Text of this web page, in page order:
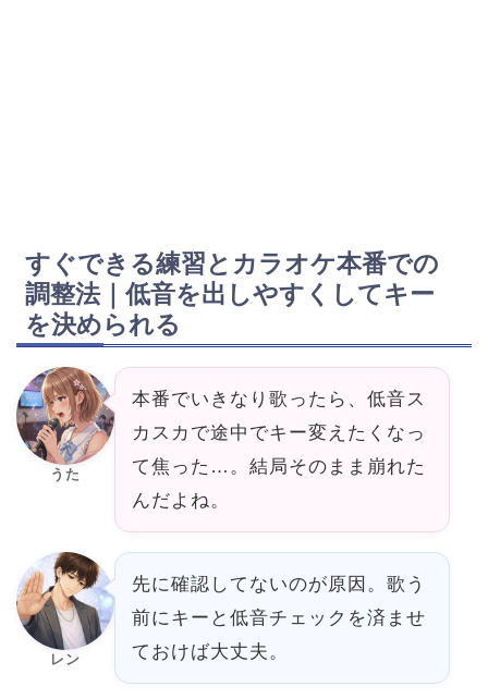
すぐできる練習とカラオケ本番での
調整法｜低音を出しやすくしてキー
を決められる
うた
本番でいきなり歌ったら、低音ス
カスカで途中でキー変えたくなっ
て焦った…。結局そのまま崩れた
んだよね。
レン
先に確認してないのが原因。歌う
前にキーと低音チェックを済ませ
ておけば大丈夫。